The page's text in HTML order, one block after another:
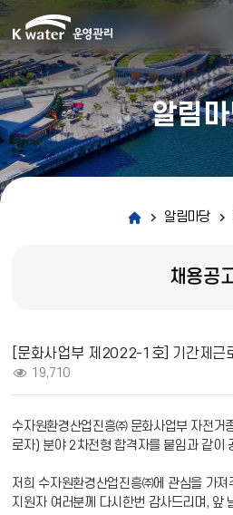
알림
알림마당
채용공
[문화사업부 제2022-1호] 기간제근
19,710
수자원환경산업진흥㈜ 문화사업부 자전거
로자) 분야 2차전형 합격자를 붙임과 같이
저희 수자원환경산업진흥㈜에 관심을 가져
지원자 여러분께 다시한번 감사드리며, 앞